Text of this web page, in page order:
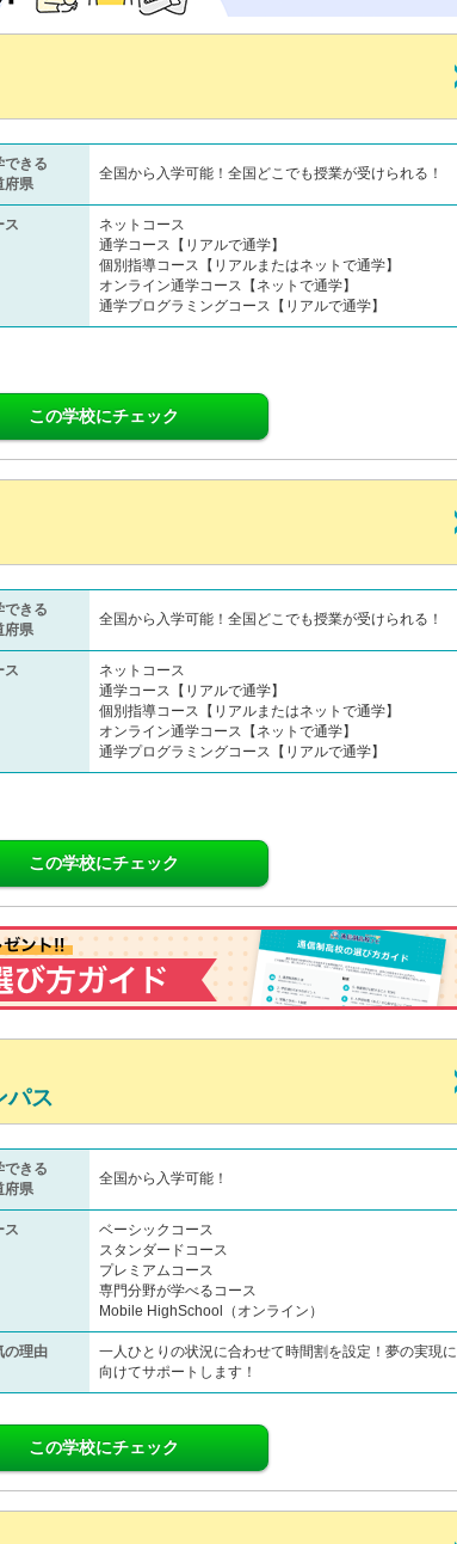
できる
府県
全国から入学可能！全国どこでも授業が受けられる！
ス
ネットコース
通学コース【リアルで通学】
個別指導コース【リアルまたはネットで通学】
オンライン通学コース【ネットで通学】
通学プログラミングコース【リアルで通学】
この学校にチェック
できる
府県
全国から入学可能！全国どこでも授業が受けられる！
ス
ネットコース
通学コース【リアルで通学】
個別指導コース【リアルまたはネットで通学】
オンライン通学コース【ネットで通学】
通学プログラミングコース【リアルで通学】
この学校にチェック
パス
できる
府県
全国から入学可能！
ス
ベーシックコース
スタンダードコース
プレミアムコース
専門分野が学べるコース
Mobile HighSchool（オンライン）
の理由
一人ひとりの状況に合わせて時間割を設定！夢の実現に
向けてサポートします！
この学校にチェック